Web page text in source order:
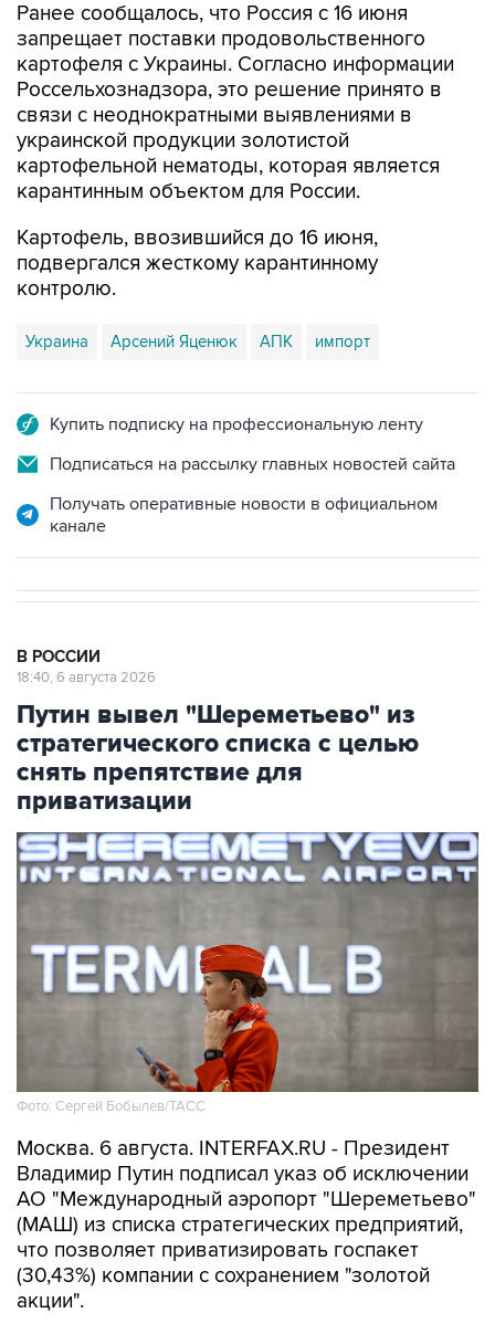
Ранее сообщалось, что Россия с 16 июня
запрещает поставки продовольственного
картофеля с Украины. Согласно информации
Россельхознадзора, это решение принято в
связи с неоднократными выявлениями в
украинской продукции золотистой
картофельной нематоды, которая является
карантинным объектом для России.
Картофель, ввозившийся до 16 июня,
подвергался жесткому карантинному
контролю.
Украина Арсений Яценюк АПК импорт
Купить подписку на профессиональную ленту
Подписаться на рассылку главных новостей сайта
Получать оперативные новости в официальном
канале
В РОССИИ
18:40, 6 августа 2026
Путин вывел "Шереметьево" из
стратегического списка с целью
снять препятствие для
приватизации
Фото: Сергей Бобылев/ТАСС
Москва. 6 августа. INTERFAX.RU - Президент
Владимир Путин подписал указ об исключении
АО "Международный аэропорт "Шереметьево"
(МАШ) из списка стратегических предприятий,
что позволяет приватизировать госпакет
(30,43%) компании с сохранением "золотой
акции".